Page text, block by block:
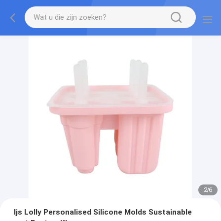
2/6
Ijs Lolly Personalised Silicone Molds Sustainable